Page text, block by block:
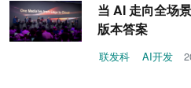
当 AI 走向全场
版本答案
联发科 AI开发